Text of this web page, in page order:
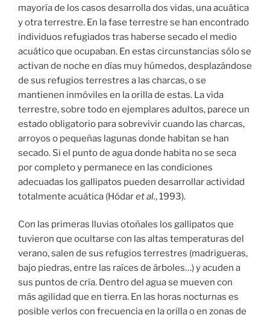
mayoría de los casos desarrolla dos vidas, una acuática
y otra terrestre. En la fase terrestre se han encontrado
individuos refugiados tras haberse secado el medio
acuático que ocupaban. En estas circunstancias sólo se
activan de noche en días muy húmedos, desplazándose
de sus refugios terrestres a las charcas, o se
mantienen inmóviles en la orilla de estas. La vida
terrestre, sobre todo en ejemplares adultos, parece un
estado obligatorio para sobrevivir cuando las charcas,
arroyos o pequeñas lagunas donde habitan se han
secado. Si el punto de agua donde habita no se seca
por completo y permanece en las condiciones
adecuadas los gallipatos pueden desarrollar actividad
totalmente acuática (Hódaret al., 1993).
Con las primeras lluvias otoñales los gallipatos que
tuvieron que ocultarse con las altas temperaturas del
verano, salen de sus refugios terrestres (madrigueras,
bajo piedras, entre las raíces de árboles…) y acuden a
sus puntos de cría. Dentro del agua se mueven con
más agilidad que en tierra. En las horas nocturnas es
posible verlos con frecuencia en la orilla o en zonas de